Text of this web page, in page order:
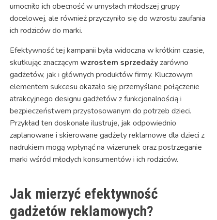
umocniło ich obecność w umysłach młodszej grupy
docelowej, ale również przyczyniło się do wzrostu zaufania
ich rodziców do marki.
Efektywność tej kampanii była widoczna w krótkim czasie,
skutkując znaczącym wzrostem sprzedażyzarówno
gadżetów, jak i głównych produktów firmy. Kluczowym
elementem sukcesu okazało się przemyślane połączenie
atrakcyjnego designu gadżetów z funkcjonalnością i
bezpieczeństwem przystosowanym do potrzeb dzieci.
Przykład ten doskonale ilustruje, jak odpowiednio
zaplanowane i skierowane gadżety reklamowe dla dzieci z
nadrukiem mogą wpłynąć na wizerunek oraz postrzeganie
marki wśród młodych konsumentów i ich rodziców.
Jak mierzyć efektywność
gadżetów reklamowych?